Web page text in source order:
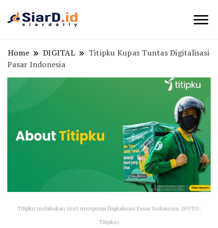
Home DIGITAL
Titipku Kupas Tuntas Digitalisasi
Pasar Indonesia
Titipku melakukan riset mengenai Digitalisasi Pasar Indonesia. (FOTO:
Titipku)